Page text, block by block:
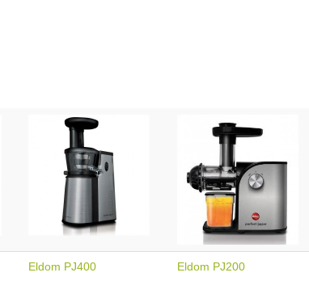
Eldom PJ400 Eldom PJ200